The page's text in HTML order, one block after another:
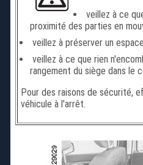
veillez à ce
proximité des parties en
veillez à préserver un
veillez à ce que rien
rangement du siège dans le
Pour des raisons de sécurité,
véhicule à l'arrêt.